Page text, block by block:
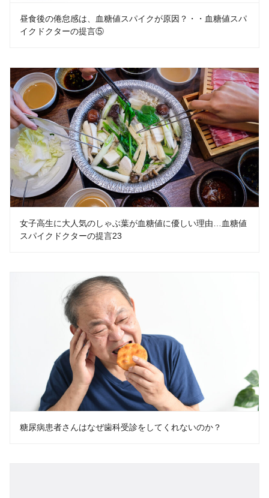
昼食後の倦怠感は、血糖値スパイクが原因？・・血糖値スパ
イクドクターの提言⑤
女子高生に大人気のしゃぶ葉が血糖値に優しい理由…血糖値
スパイクドクターの提言23
糖尿病患者さんはなぜ歯科受診をしてくれないのか？